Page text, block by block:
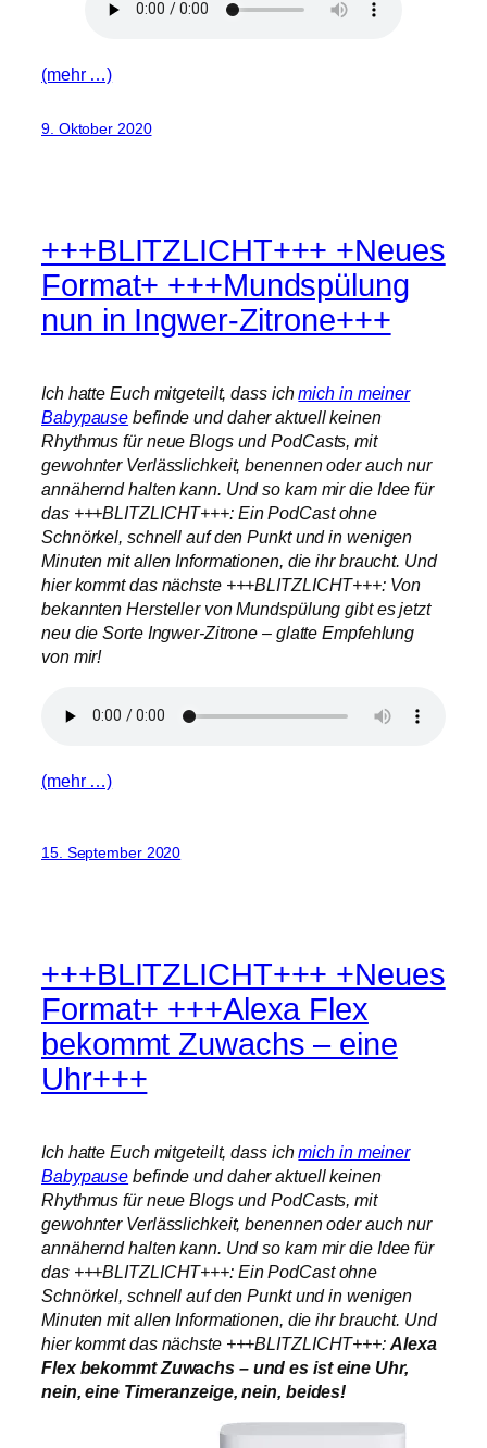
(mehr …)
9. Oktober 2020
+++BLITZLICHT+++ +Neues
Format+ +++Mundspülung
nun in Ingwer-Zitrone+++
Ich hatte Euch mitgeteilt, dass ichmich in meiner
Babypause befinde und daher aktuell keinen
Rhythmus für neue Blogs und PodCasts, mit
gewohnter Verlässlichkeit, benennen oder auch nur
annähernd halten kann. Und so kam mir die Idee für
das +++BLITZLICHT+++: Ein PodCast ohne
Schnörkel, schnell auf den Punkt und in wenigen
Minuten mit allen Informationen, die ihr braucht. Und
hier kommt das nächste +++BLITZLICHT+++: Von
bekannten Hersteller von Mundspülung gibt es jetzt
neu die Sorte Ingwer-Zitrone – glatte Empfehlung
von mir!
(mehr …)
15. September 2020
+++BLITZLICHT+++ +Neues
Format+ +++Alexa Flex
bekommt Zuwachs – eine
Uhr+++
Ich hatte Euch mitgeteilt, dass ichmich in meiner
Babypause befinde und daher aktuell keinen
Rhythmus für neue Blogs und PodCasts, mit
gewohnter Verlässlichkeit, benennen oder auch nur
annähernd halten kann. Und so kam mir die Idee für
das +++BLITZLICHT+++: Ein PodCast ohne
Schnörkel, schnell auf den Punkt und in wenigen
Minuten mit allen Informationen, die ihr braucht. Und
hier kommt das nächste +++BLITZLICHT+++: Alexa
Flex bekommt Zuwachs – und es ist eine Uhr,
nein, eine Timeranzeige, nein, beides!